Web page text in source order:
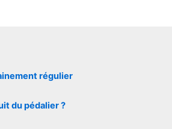
régulier
du pédalier ?